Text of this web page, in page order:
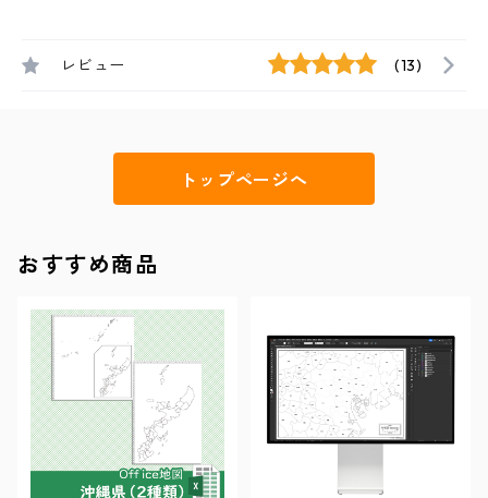
レビュー (13)
トップページへ
おすすめ商品